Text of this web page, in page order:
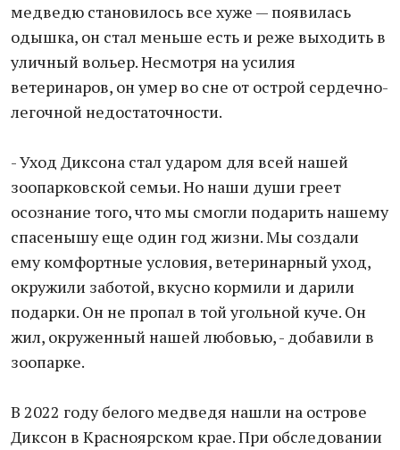
медведю становилось все хуже — появилась
одышка, он стал меньше есть и реже выходить в
уличный вольер. Несмотря на усилия
ветеринаров, он умер во сне от острой сердечно-
легочной недостаточности.
- Уход Диксона стал ударом для всей нашей
зоопарковской семьи. Но наши души греет
осознание того, что мы смогли подарить нашему
спасенышу еще один год жизни. Мы создали
ему комфортные условия, ветеринарный уход,
окружили заботой, вкусно кормили и дарили
подарки. Он не пропал в той угольной куче. Он
жил, окруженный нашей любовью, - добавили в
зоопарке.
В 2022 году белого медведя нашли на острове
Диксон в Красноярском крае. При обследовании